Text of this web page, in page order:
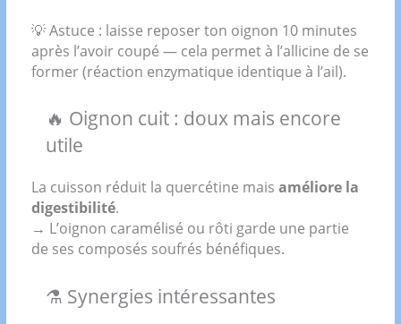
💡 Astuce : laisse reposer ton oignon 10 minutes
après l’avoir coupé — cela permet à l’allicine de se
former (réaction enzymatique identique à l’ail).
🔥 Oignon cuit : doux mais encore
utile
La cuisson réduit la quercétine maisaméliore la
digestibilité.
→ L’oignon caramélisé ou rôti garde une partie
de ses composés soufrés bénéfiques.
⚗️ Synergies intéressantes